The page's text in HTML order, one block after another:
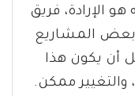
هو الإرادة، فريق
بعض المشاريع
أن يكون هذا
والتغيير ممكن.